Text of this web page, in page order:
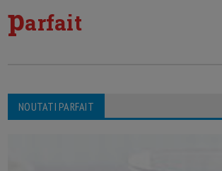
parfait
NOUTATI PARFAIT